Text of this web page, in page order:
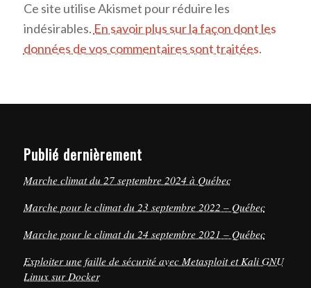
Ce site utilise Akismet pour réduire les
indésirables. En savoir plus sur la façon dont les
données de vos commentaires sont traitées.
Publié dernièrement
Marche climat du 27 septembre 2024 à Québec
Marche pour le climat du 23 septembre 2022 – Québec
Marche pour le climat du 24 septembre 2021 – Québec
Exploiter une faille de sécurité avec Metasploit et Kali GNU
Linux sur Docker